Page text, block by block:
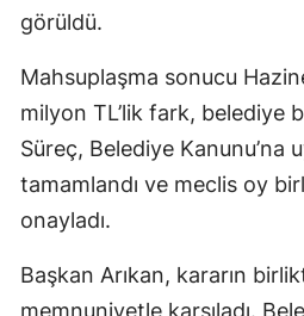
görüldü.
Mahsuplaşma sonucu
milyon TL’lik fark, belediye
Süreç, Belediye Kanunu’na
tamamlandı ve meclis oy
onayladı.
Başkan Arıkan, kararın
memnuniyetle karşıladı.